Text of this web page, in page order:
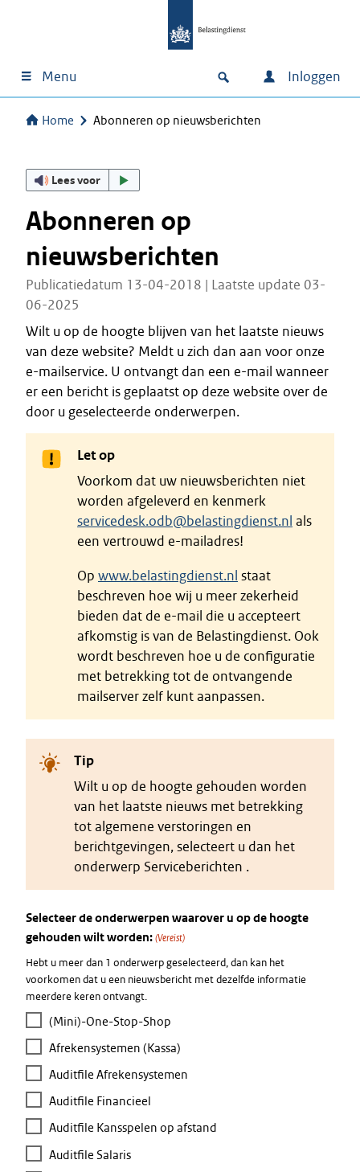
Menu Inloggen
Home Abonneren op nieuwsberichten
Lees voor
Abonneren op
nieuwsberichten
Publicatiedatum 13-04-2018 | Laatste update 03-
06-2025
Wilt u op de hoogte blijven van het laatste nieuws
van deze website? Meldt u zich dan aan voor onze
e-mailservice. U ontvangt dan een e-mail wanneer
er een bericht is geplaatst op deze website over de
door u geselecteerde onderwerpen.
Let op
Voorkom dat uw nieuwsberichten niet
worden afgeleverd en kenmerk
servicedesk.odb@belastingdienst.nl als
een vertrouwd e-mailadres!
Op www.belastingdienst.nl staat
beschreven hoe wij u meer zekerheid
bieden dat de e-mail die u accepteert
afkomstig is van de Belastingdienst. Ook
wordt beschreven hoe u de configuratie
met betrekking tot de ontvangende
mailserver zelf kunt aanpassen.
Tip
Wilt u op de hoogte gehouden worden
van het laatste nieuws met betrekking
tot algemene verstoringen en
berichtgevingen, selecteert u dan het
onderwerp Serviceberichten .
Selecteer de onderwerpen waarover u op de hoogte
gehouden wilt worden: (Vereist)
Hebt u meer dan 1 onderwerp geselecteerd, dan kan het
voorkomen dat u een nieuwsbericht met dezelfde informatie
meerdere keren ontvangt.
(Mini)-One-Stop-Shop
Afrekensystemen (Kassa)
Auditfile Afrekensystemen
Auditfile Financieel
Auditfile Kansspelen op afstand
Auditfile Salaris